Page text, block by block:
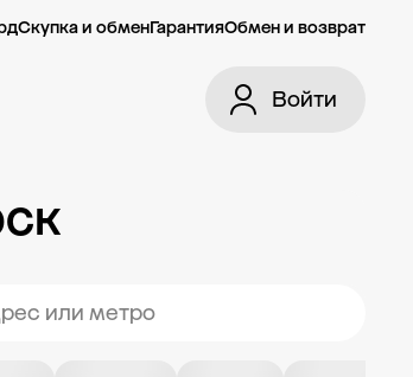
Скупка и обменГарантияОбмен и возврат
Войти